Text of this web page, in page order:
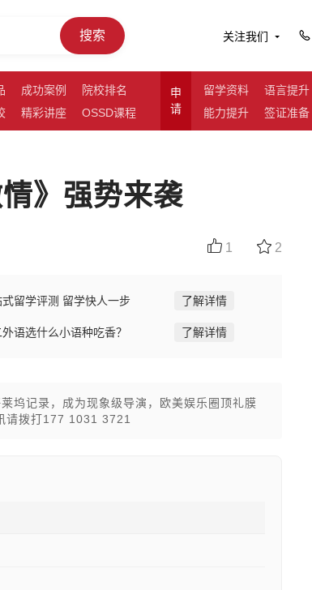
搜索 关注我们
成功案例
院校排名
精彩讲座 OSSD课程
申
请
留学资料
语言提升
能力提升
签证准备
》强势来袭
1 2
式留学评测 留学快人一步 了解详情
语选什么小语种吃香？ 了解详情
坞记录，成为现象级导演，欧美娱乐圈顶礼膜
请拨打177 1031 3721